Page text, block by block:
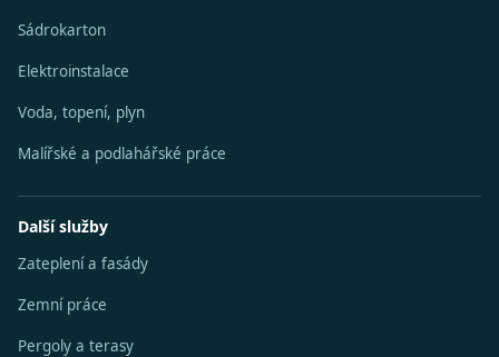
Sádrokarton
Elektroinstalace
Voda, topení, plyn
Malířské a podlahářské práce
Další služby
Zateplení a fasády
Zemní práce
Pergoly a terasy